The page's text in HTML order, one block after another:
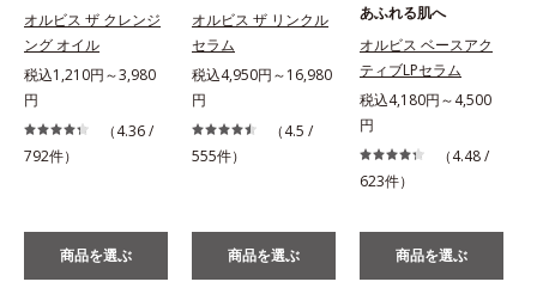
オルビス ザ クレンジ
ング オイル
税込1,210円～3,980
円
（4.36 /
792件）
商品を選ぶ
オルビス ザ リンクル
セラム
税込4,950円～16,980
円
（4.5 /
555件）
商品を選ぶ
あふれる肌へ
オルビス ベースアク
ティブLPセラム
税込4,180円～4,500
円
（4.48 /
623件）
商品を選ぶ